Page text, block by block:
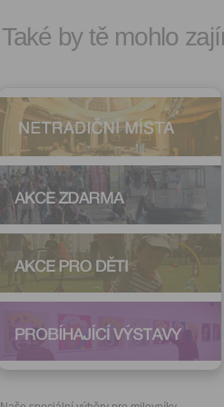
Také by tě mohlo